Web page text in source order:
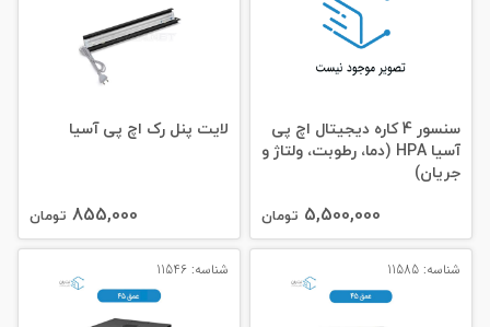
سنسور 4 کاره دیجیتال اچ پی
آسیا HPA (دما، رطوبت، ولتاژ و
جریان)
5,500,000 تومان
لایت پنل رک اچ پی آسیا
855,000 تومان
شناسه: 11585 شناسه: 11546